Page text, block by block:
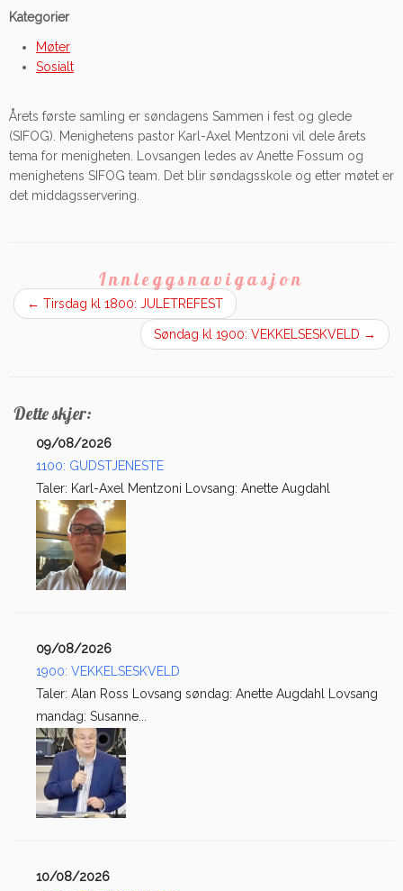
Kategorier
Møter
Sosialt
Årets første samling er søndagens Sammen i fest og glede
(SIFOG). Menighetens pastor Karl-Axel Mentzoni vil dele årets
tema for menigheten. Lovsangen ledes av Anette Fossum og
menighetens SIFOG team. Det blir søndagsskole og etter møtet er
det middagsservering.
Innleggsnavigasjon
← Tirsdag kl 1800: JULETREFEST
Søndag kl 1900: VEKKELSESKVELD →
Dette skjer:
09/08/2026
1100: GUDSTJENESTE
Taler: Karl-Axel Mentzoni Lovsang: Anette Augdahl
09/08/2026
1900: VEKKELSESKVELD
Taler: Alan Ross Lovsang søndag: Anette Augdahl Lovsang
mandag: Susanne...
10/08/2026